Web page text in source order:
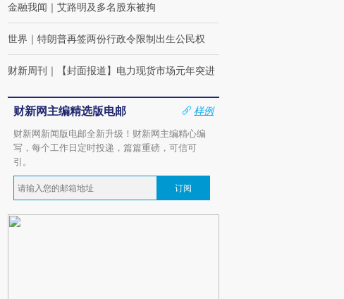
金融我闻 ｜ 艾路明及多名股东被拘
世界 ｜ 特朗普再签两份行政令限制出生公民权
财新周刊 ｜ 【封面报道】电力现货市场元年突进
财新网主编精选版电邮
样例
财新网新闻版电邮全新升级！财新网主编精心编
写，每个工作日定时投递，篇篇重磅，可信可
引。
订阅